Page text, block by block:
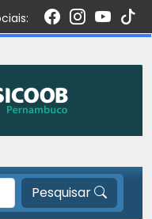
Pesquisar